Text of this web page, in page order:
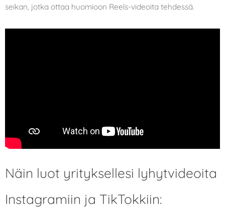
seikan, jotka ottaa huomioon Reels-videoita tehdessä.
Näin luot yrityksellesi lyhytvideoita
Instagramiin ja TikTokkiin: